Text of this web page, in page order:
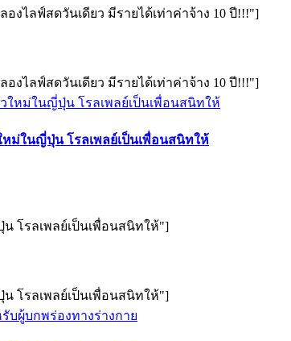
งไลฟ์สดวันเดียว มีรายได้เท่าค่าจ้าง 10 ปี!!!"]
งไลฟ์สดวันเดียว มีรายได้เท่าค่าจ้าง 10 ปี!!!"]
ม่ในญี่ปุ่น โรลเพลย์เป็นเพื่อนสนิทให้
โรลเพลย์เป็นเพื่อนสนิทให้"]
โรลเพลย์เป็นเพื่อนสนิทให้"]